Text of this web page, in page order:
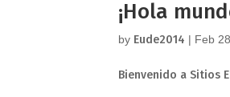
¡Hola
by Eude2014 | Feb
Bienvenido a Sitios